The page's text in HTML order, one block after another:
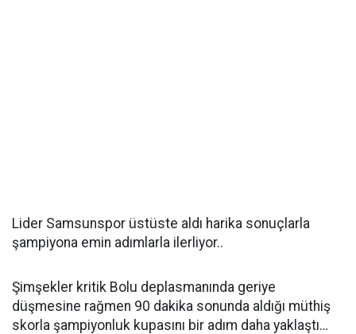
Lider Samsunspor üstüste aldı harika sonuçlarla
şampiyona emin adımlarla ilerliyor..
Şimşekler kritik Bolu deplasmanında geriye
düşmesine rağmen 90 dakika sonunda aldığı müthiş
skorla şampiyonluk kupasını bir adım daha yaklaştı…